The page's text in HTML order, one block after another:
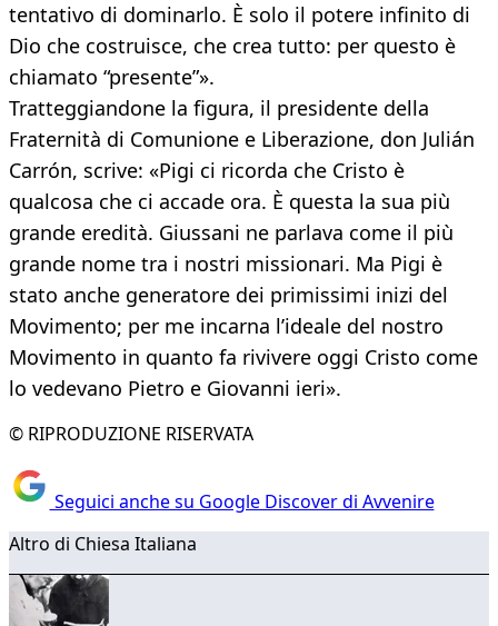
tentativo di dominarlo. È solo il potere infinito di
Dio che costruisce, che crea tutto: per questo è
chiamato “presente”».
Tratteggiandone la figura, il presidente della
Fraternità di Comunione e Liberazione, don Julián
Carrón, scrive: «Pigi ci ricorda che Cristo è
qualcosa che ci accade ora. È questa la sua più
grande eredità. Giussani ne parlava come il più
grande nome tra i nostri missionari. Ma Pigi è
stato anche generatore dei primissimi inizi del
Movimento; per me incarna l’ideale del nostro
Movimento in quanto fa rivivere oggi Cristo come
lo vedevano Pietro e Giovanni ieri».
© RIPRODUZIONE RISERVATA
Seguici anche su Google Discover di Avvenire
Altro di Chiesa Italiana